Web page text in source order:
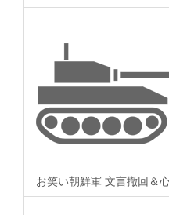
お笑い朝鮮軍 文言撤回＆